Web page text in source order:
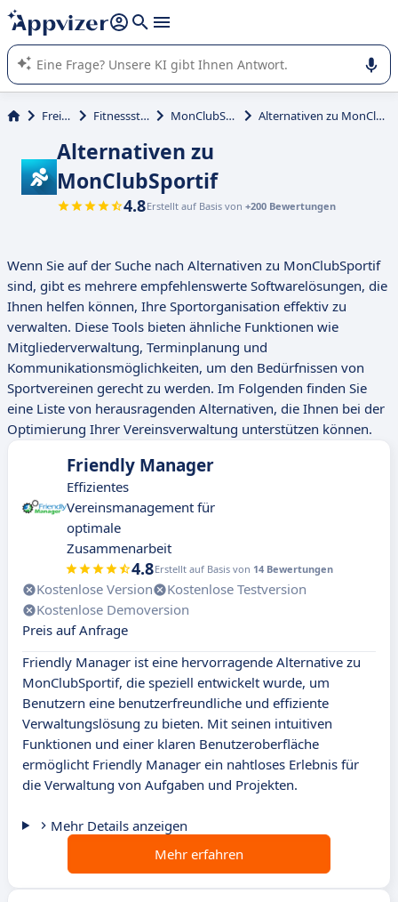
beantworten (mehrere Zeilen mit
Die KI von Appvizer führt Sie bei der Nutzung oder Auswahl
von SaaS-Software in Unternehmen.
Freizeit Fitnessstudio MonClubSportif Alternativen zu MonClubSportif
Alternativen zu
MonClubSportif
4.8Erstellt auf Basis von +200 Bewertungen
Wenn Sie auf der Suche nach Alternativen zu MonClubSportif
sind, gibt es mehrere empfehlenswerte Softwarelösungen, die
Ihnen helfen können, Ihre Sportorganisation effektiv zu
verwalten. Diese Tools bieten ähnliche Funktionen wie
Mitgliederverwaltung, Terminplanung und
Kommunikationsmöglichkeiten, um den Bedürfnissen von
Sportvereinen gerecht zu werden. Im Folgenden finden Sie
eine Liste von herausragenden Alternativen, die Ihnen bei der
Optimierung Ihrer Vereinsverwaltung unterstützen können.
Friendly Manager
Effizientes
Vereinsmanagement für
optimale
Zusammenarbeit
4.8Erstellt auf Basis von 14 Bewertungen
Kostenlose Version
Kostenlose Testversion
Kostenlose Demoversion
Preis auf Anfrage
Friendly Manager ist eine hervorragende Alternative zu
MonClubSportif, die speziell entwickelt wurde, um
Benutzern eine benutzerfreundliche und effiziente
Verwaltungslösung zu bieten. Mit seinen intuitiven
Funktionen und einer klaren Benutzeroberfläche
ermöglicht Friendly Manager ein nahtloses Erlebnis für
die Verwaltung von Aufgaben und Projekten.
Mehr Details anzeigen
Mehr erfahren